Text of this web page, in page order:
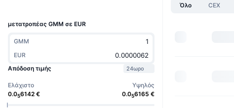
μετατροπέας GMM σε EUR
GMM
EUR
Απόδοση τιμής
24ωρο
Ελάχιστο
0.056142 €
Υψηλός
0.056165 €
Όλο CEX